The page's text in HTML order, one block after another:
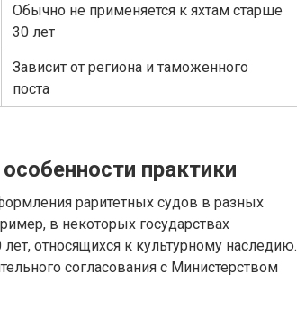
Обычно не применяется к яхтам старше
30 лет
Зависит от региона и таможенного
поста
практики
раритетных судов в разных
в некоторых государствах
относящихся к культурному наследию.
согласования с Министерством